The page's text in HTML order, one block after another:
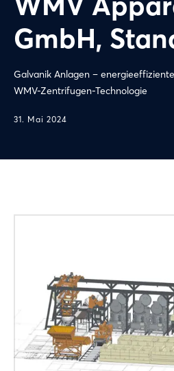
GmbH,
Galvanik Anlagen –
WMV-Zentrifugen-Technologie
31. Mai 2024